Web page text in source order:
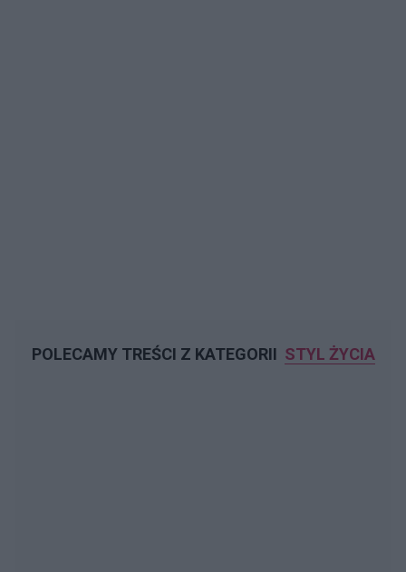
POLECAMY TREŚCI Z KATEGORII STYL ŻYCIA